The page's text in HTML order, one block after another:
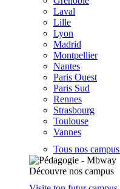
Laval
Lille
Lyon
Madrid
Montpellier
Nantes
Paris Ouest
Paris Sud
Rennes
Strasbourg
Toulouse
Vannes
Tous nos campus
Découvre nos campus